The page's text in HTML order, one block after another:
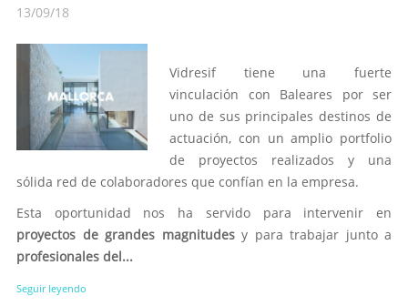
13/09/18
Vidresif tiene una fuerte
vinculación con Baleares por ser
uno de sus principales destinos de
actuación, con un amplio portfolio
de proyectos realizados y una
sólida red de colaboradores que confían en la empresa.
Esta oportunidad nos ha servido para intervenir en
proyectos de grandes magnitudes y para trabajar junto a
profesionales del...
Seguir leyendo